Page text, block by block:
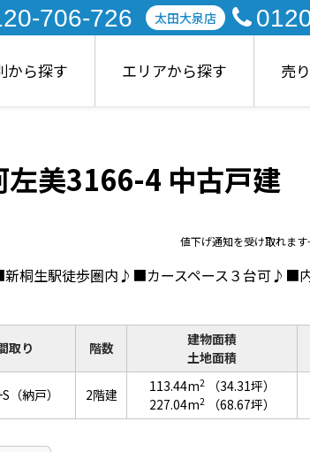
706-726 太田大泉店
から探す エリアから探す 売
美3166-4 中古戸建
値下げ通知を受け取れま
桐生駅徒歩圏内♪■カースペース３台可♪■
取り 階数
建物面積
土地面積
（納戸） 2階建 113.44m2
（34.31坪）
227.04m2 （68.67坪）